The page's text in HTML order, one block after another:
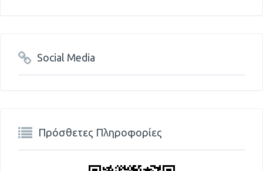
Social Media
Πρόσθετες Πληροφορίες